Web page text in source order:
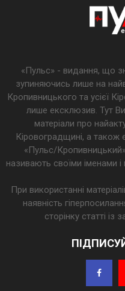
«Пульс» - видання, що
зупиняючись лише на
Кропивницького та усієї
лише ексклюзив. Тут Ви
матеріали про
Кіровоградщині, а також
«Пульс/
називають своїми іменами
При використанні
наявність
сторінку статті із